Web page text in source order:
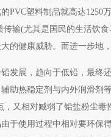
PVC塑料制品就高达
输(尤其是国民的生活饮
的健康威胁。而进一步地
发展，趋向于低铅，最终
助热稳定剂与内外润滑剂
又相对臧弱了铅盐粉尘
于使用过程中相对要环